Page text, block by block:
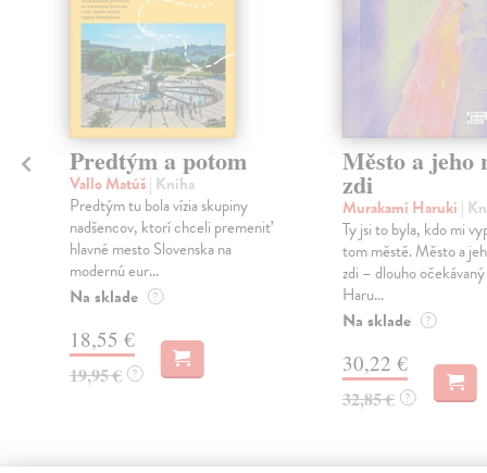
Predtým a potom
Vallo Matúš| Kniha
Predtým tu bola vízia skupiny
nadšencov, ktorí chceli premeniť
hlavné mesto Slovenska na
modernú eur...
Na sklade ?
18,55 €
19,95 € ?
Město a jeho
zdi
Murakami Haruki |
Ty jsi to byla, kdo mi
tom městě. Město a
zdi – dlouho
Haru...
Na sklade ?
30,22 €
32,85 € ?